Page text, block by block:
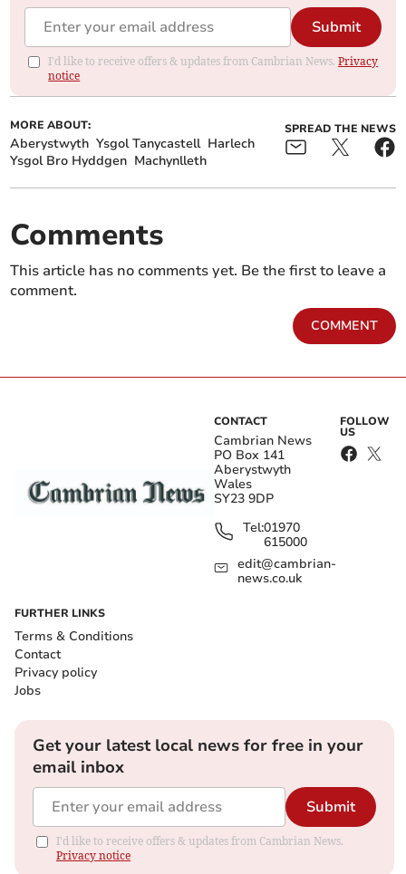
Submit
I'd like to receive offers & updates from Cambrian News.Privacy
notice
MORE ABOUT:
Aberystwyth Ysgol Tanycastell Harlech
Ysgol Bro Hyddgen Machynlleth
SPREAD THE NEWS
Comments
This article has no comments yet. Be the first to leave a
comment.
COMMENT
CONTACT
Cambrian News
PO Box 141
Aberystwyth
Wales
SY23 9DP
Tel:01970
615000
edit@cambrian-
news.co.uk
FOLLOW
US
FURTHER LINKS
Terms & Conditions
Contact
Privacy policy
Jobs
Get your latest local news for free in your
email inbox
Submit
I'd like to receive offers & updates from Cambrian News.
Privacy notice